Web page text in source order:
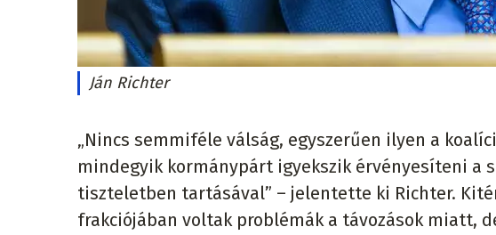
Ján Richter
„Nincs semmiféle válság, egyszerűen ilyen a
mindegyik kormánypárt igyekszik érvényesíteni a
tiszteletben tartásával” – jelentette ki Richter.
frakciójában voltak problémák a távozások miatt,